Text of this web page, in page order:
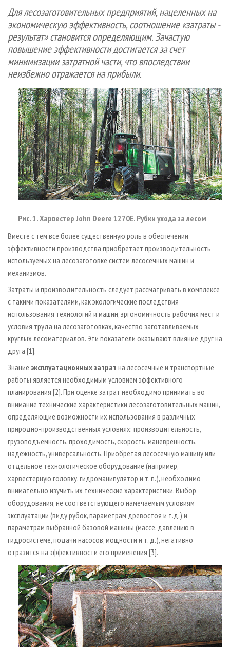
ПРОИЗВОДСТВО ДРЕВЕСНЫХ ПЛИТ
ДЕРЕВЯННОЕ ДОМОСТРОЕНИЕ
ПРОИЗВОДСТВО МЕБЕЛИ
БИОЭНЕРГЕТИКА
ЦБП
ИНСТРУМЕНТ И МАТЕРИАЛЫ
ПЕРСОНЫ
МОБИЛЬНЫЕ ВЫСТАВКИ
ОФИЦИАЛЬНЫЕ ДЕЛЕГАЦИИ
ПРИОРИТЕТНЫЕ ИНВЕСТПРОЕКТЫ
RUSSIAN FORESTRY REVIEW
ГАЗЕТА ЛЕСПРОМФОРУМ
БИБЛИОТЕКА СПЕЦИАЛИСТА
КОНТАКТЫ
РЕКЛАМА
РЕКЛАМА НА САЙТЕ
Для лесозаготовительных предприятий, нацеленных на
экономическую эффективность, соотношение «затраты -
результат» становится определяющим. Зачастую
повышение эффективности достигается за счет
минимизации затратной части, что впоследствии
неизбежно отражается на прибыли.
Рис. 1. Харвестер John Deere 1270Е. Рубки ухода за лесом
Вместе с тем все более существенную роль в обеспечении
эффективности производства приобретает производительность
используемых на лесозаготовке систем лесосечных машин и
механизмов.
Затраты и производительность следует рассматривать в комплексе
с такими показателями, как экологические последствия
использования технологий и машин, эргономичность рабочих мест и
условия труда на лесозаготовках, качество заготавливаемых
круглых лесоматериалов. Эти показатели оказывают влияние друг на
друга [1].
Знание эксплуатационных затрат на лесосечные и транспортные
работы является необходимым условием эффективного
планирования [2]. При оценке затрат необходимо принимать во
внимание технические характеристики лесозаготовительных машин,
определяющие возможности их использования в различных
природно-производственных условиях: производительность,
грузоподъемность, проходимость, скорость, маневренность,
надежность, универсальность. Приобретая лесосечную машину или
отдельное технологическое оборудование (например,
харвестерную головку, гидроманипулятор и т. п.), необходимо
внимательно изучить их технические характеристики. Выбор
оборудования, не соответствующего намечаемым условиям
эксплуатации (виду рубок, параметрам древостоя и т.д.) и
параметрам выбранной базовой машины (массе, давлению в
гидросистеме, подачи насосов, мощности и т. д.), негативно
отразится на эффективности его применения [3].